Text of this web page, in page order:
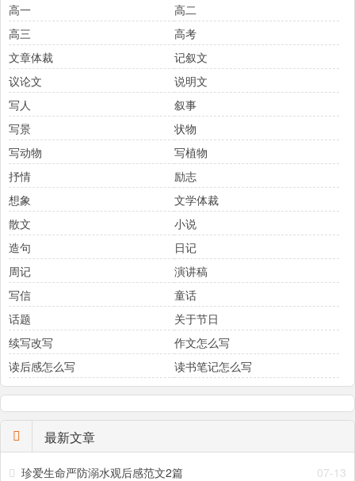
高一
高二
高三
高考
文章体裁
记叙文
议论文
说明文
写人
叙事
写景
状物
写动物
写植物
抒情
励志
想象
文学体裁
散文
小说
造句
日记
周记
演讲稿
写信
童话
话题
关于节日
续写改写
作文怎么写
读后感怎么写
读书笔记怎么写
最新文章
07-13
珍爱生命严防溺水观后感范文2篇